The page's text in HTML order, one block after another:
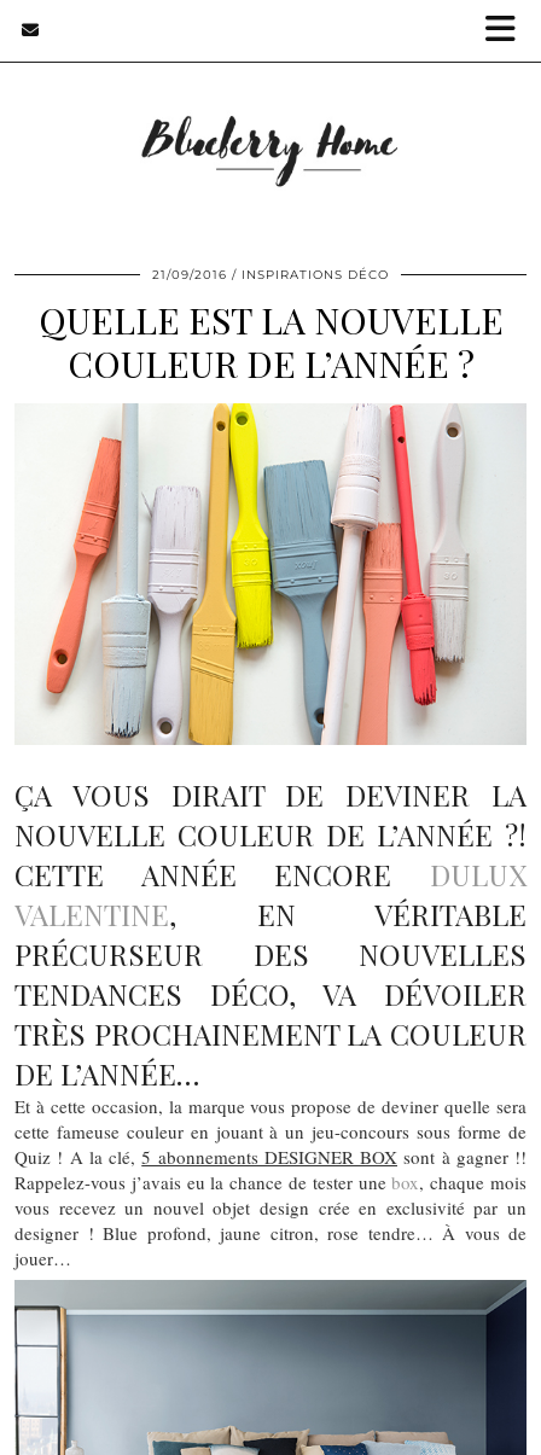
21/09/2016 INSPIRATIONS DÉCO
QUELLE EST LA NOUVELLE
COULEUR DE L’ANNÉE ?
ÇA VOUS DIRAIT DE DEVINER LA
NOUVELLE COULEUR DE L’ANNÉE ?!
CETTE ANNÉE ENCORE DULUX
VALENTINE, EN VÉRITABLE
PRÉCURSEUR DES NOUVELLES
TENDANCES DÉCO, VA DÉVOILER
TRÈS PROCHAINEMENT LA COULEUR
DE L’ANNÉE…
Et à cette occasion, la marque vous propose de deviner quelle sera
cette fameuse couleur en jouant à un jeu-concours sous forme de
Quiz ! A la clé,5 abonnements DESIGNER BOX sont à gagner !!
Rappelez-vous j’avais eu la chance de tester unebox, chaque mois
vous recevez un nouvel objet design crée en exclusivité par un
designer ! Blue profond, jaune citron, rose tendre… À vous de
jouer…